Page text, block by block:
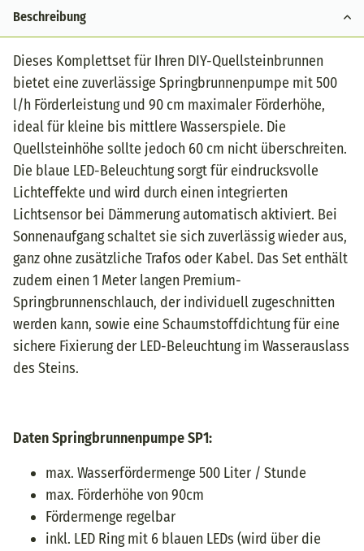
Beschreibung
Dieses Komplettset für Ihren DIY-Quellsteinbrunnen
bietet eine zuverlässige Springbrunnenpumpe mit 500
l/h Förderleistung und 90 cm maximaler Förderhöhe,
ideal für kleine bis mittlere Wasserspiele. Die
Quellsteinhöhe sollte jedoch 60 cm nicht überschreiten.
Die blaue LED-Beleuchtung sorgt für eindrucksvolle
Lichteffekte und wird durch einen integrierten
Lichtsensor bei Dämmerung automatisch aktiviert. Bei
Sonnenaufgang schaltet sie sich zuverlässig wieder aus,
ganz ohne zusätzliche Trafos oder Kabel. Das Set enthält
zudem einen 1 Meter langen Premium-
Springbrunnenschlauch, der individuell zugeschnitten
werden kann, sowie eine Schaumstoffdichtung für eine
sichere Fixierung der LED-Beleuchtung im Wasserauslass
des Steins.
Daten Springbrunnenpumpe SP1:
max. Wasserfördermenge 500 Liter / Stunde
max. Förderhöhe von 90cm
Fördermenge regelbar
inkl. LED Ring mit 6 blauen LEDs (wird über die